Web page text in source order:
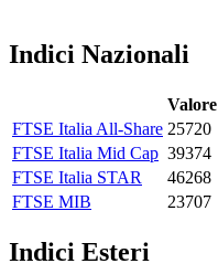
Indici Nazionali
Valore
FTSE Italia All-Share 25720
FTSE Italia Mid Cap 39374
FTSE Italia STAR
46268
FTSE MIB
23707
Indici Esteri